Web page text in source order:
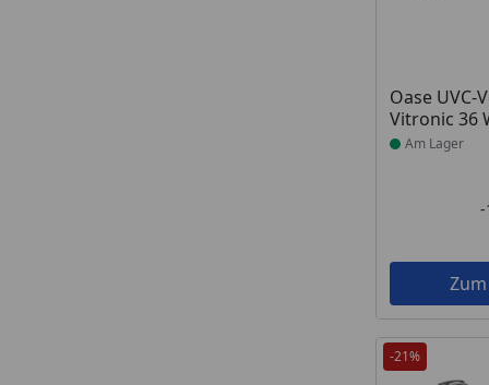
Oase
Vitronic 36
Produkt
Am Lager
-
-21%